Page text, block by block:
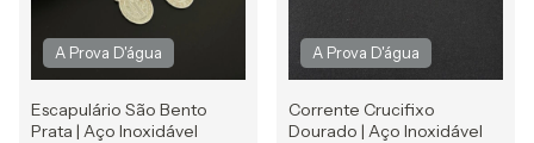
Escapulário São Bento
Prata | Aço Inoxidável
Corrente Crucifixo
Dourado | Aço Inoxidável